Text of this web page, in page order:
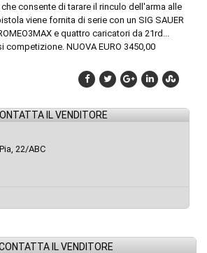
consente di tarare il rinculo dell'arma alle
viene fornita di serie con un SIG SAUER
e quattro caricatori da 21rd...
competizione. NUOVA EURO 3450,00
IL VENDITORE
22/ABC
IL VENDITORE